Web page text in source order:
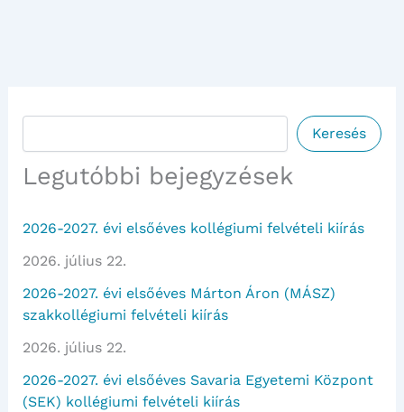
Keresés
Legutóbbi bejegyzések
2026-2027. évi elsőéves kollégiumi felvételi kiírás
2026. július 22.
2026-2027. évi elsőéves Márton Áron (MÁSZ)
szakkollégiumi felvételi kiírás
2026. július 22.
2026-2027. évi elsőéves Savaria Egyetemi Központ
(SEK) kollégiumi felvételi kiírás